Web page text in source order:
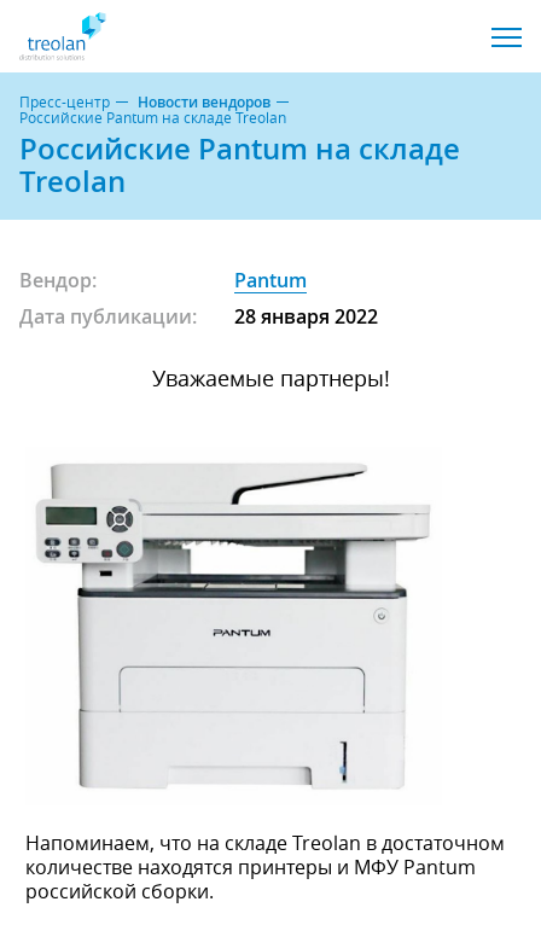
Пресс-центр Новости вендоров
Российские Pantum на складе Treolan
Российские Pantum на складе
Treolan
Вендор:
Pantum
Дата публикации:
28 января 2022
Уважаемые партнеры!
Напоминаем, что на складе Treolan в достаточном
количестве находятся принтеры и МФУ Pantum
российской сборки.